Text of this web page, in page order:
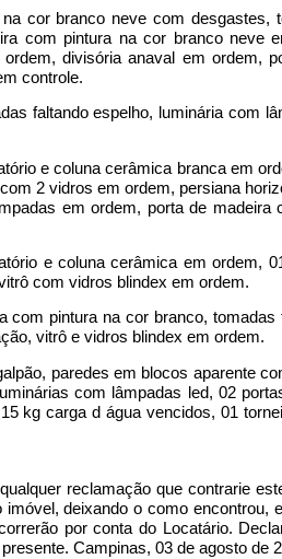
cor branco neve com desgastes,
com pintura na cor branco neve
divisória anaval em ordem,
controle.
faltando espelho, luminária com
e coluna cerâmica branca em
2 vidros em ordem, persiana
em ordem, porta de madeira
e coluna cerâmica em ordem,
com vidros blindex em ordem.
pintura na cor branco,
vitrô e vidros blindex em ordem.
paredes em blocos aparente
com lâmpadas led, 02
kg carga d água vencidos, 01
reclamação que contrarie
deixando o como encontrou,
por conta do Locatário.
Campinas, 03 de agosto de